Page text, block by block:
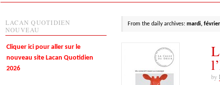
From the daily archives: mardi,
by
LACAN QUOTIDIEN
NOUVEAU
Cliquer ici pour aller sur le
nouveau site Lacan Quotidien
2026